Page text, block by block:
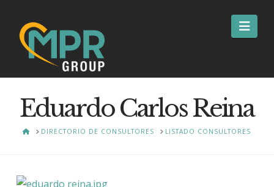
Eduardo Carlos Reina
HOMEDIRECTORIO DE CONSULTORES LISTADO CONSULTORES